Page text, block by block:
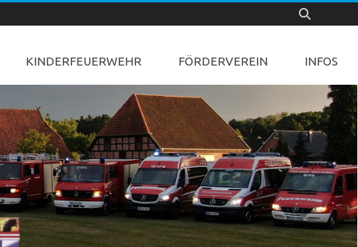
KINDERFEUERWEHR FÖRDERVEREIN INFOS